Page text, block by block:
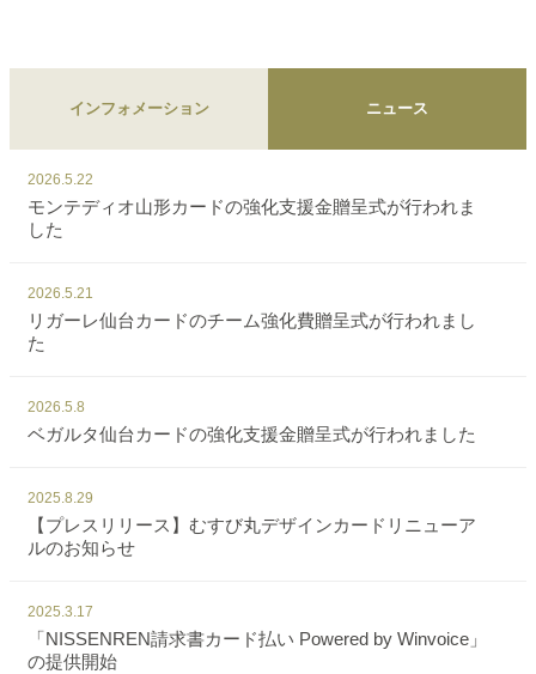
インフォメーション ニュース
2026.5.22
モンテディオ山形カードの強化支援金贈呈式が行われま
した
2026.5.21
リガーレ仙台カードのチーム強化費贈呈式が行われまし
た
2026.5.8
ベガルタ仙台カードの強化支援金贈呈式が行われました
2025.8.29
【プレスリリース】むすび丸デザインカードリニューア
ルのお知らせ
2025.3.17
「NISSENREN請求書カード払い Powered by Winvoice」
の提供開始